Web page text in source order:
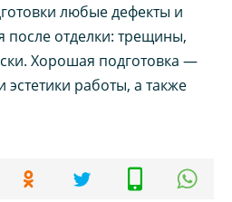
любые дефекты и
после отделки: трещины,
Хорошая подготовка —
эстетики работы, а также